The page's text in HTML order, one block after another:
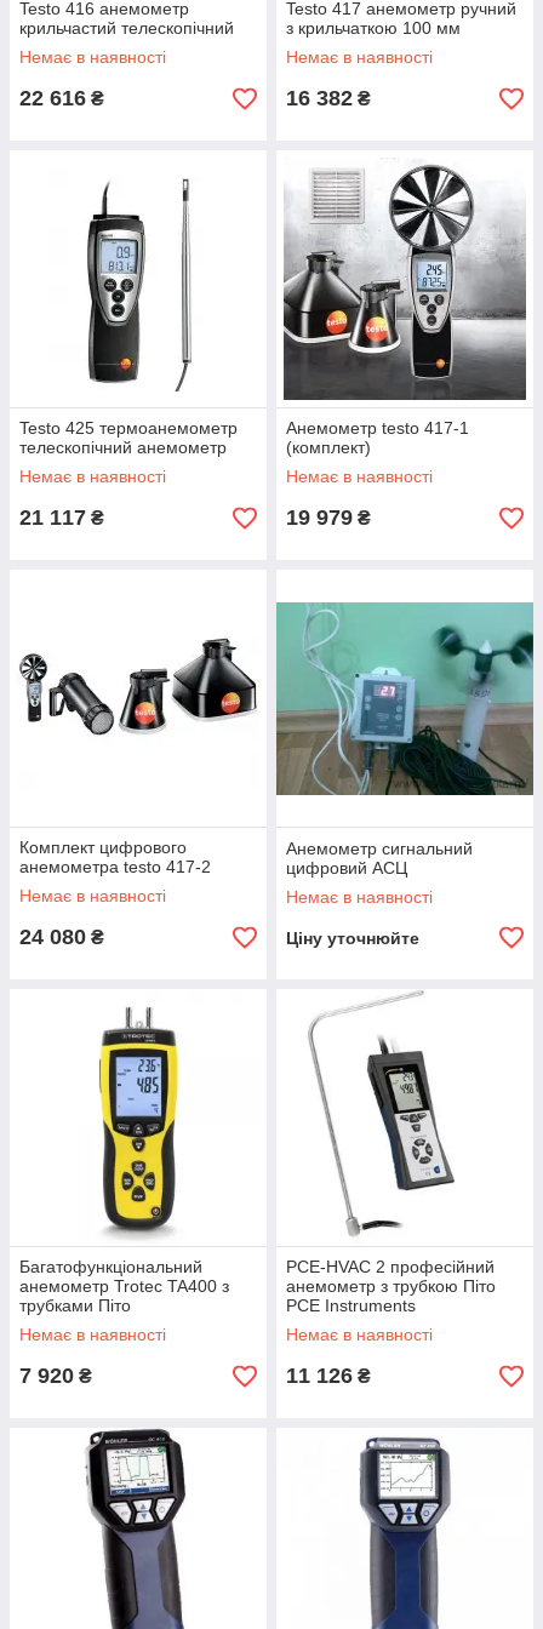
·
матеріал корпусу;
·
додаткові датчики;
·
тип пристрої для виведення інформації;
, представлені в каталозі, мають всі
необхідні сертифікати та гарантії якості. Компанія
«Хімтест Україна+» також здійснює технічне
обслуговування обладнання для лабораторій.
Testo 416 анемометр
крильчастий телескопічний
Немає в наявності
22 616 ₴
Testo 417 анемометр ручний
з крильчаткою 100 мм
Немає в наявності
16 382 ₴
Testo 425 термоанемометр
телескопічний анемометр
Немає в наявності
21 117 ₴
Анемометр testo 417-1
(комплект)
Немає в наявності
19 979 ₴
Комплект цифрового
анемометра testo 417-2
Немає в наявності
24 080 ₴
Анемометр сигнальний
цифровий АСЦ
Немає в наявності
Ціну уточнюйте
Багатофункціональний
анемометр Trotec TA400 з
трубками Піто
Немає в наявності
7 920 ₴
PCE-HVAC 2 професійний
анемометр з трубкою Піто
PCE Instruments
Немає в наявності
11 126 ₴